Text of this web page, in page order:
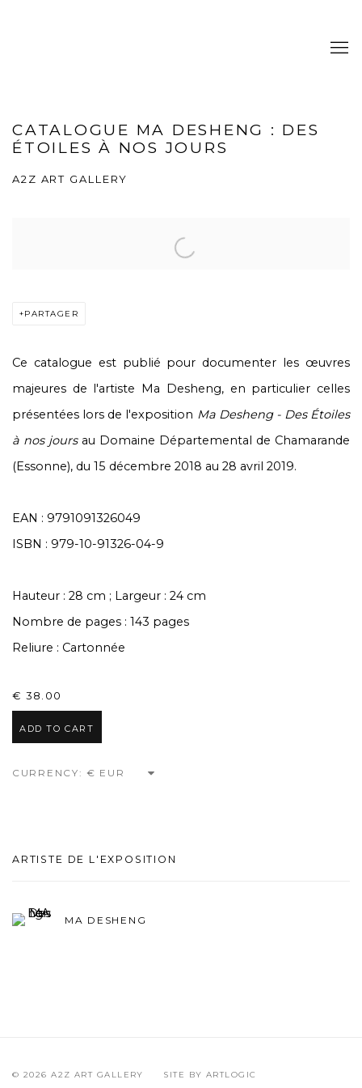
CATALOGUE MA DESHENG : DES
ÉTOILES À NOS JOURS
A2Z ART GALLERY
PARTAGER
Ce catalogue est publié pour documenter les œuvres
majeures de l'artiste Ma Desheng, en particulier celles
présentées lors de l'exposition Ma Desheng - Des Étoiles
à nos joursau Domaine Départemental de Chamarande
(Essonne), du 15 décembre 2018 au 28 avril 2019.
EAN : 9791091326049
ISBN : 979-10-91326-04-9
Hauteur : 28 cm ; Largeur : 24 cm
Nombre de pages : 143 pages
Reliure : Cartonnée
€ 38.00
ADD TO CART
CURRENCY:
ARTISTE DE L'EXPOSITION
MA DESHENG
© 2026 A2Z ART GALLERY SITE BY ARTLOGIC